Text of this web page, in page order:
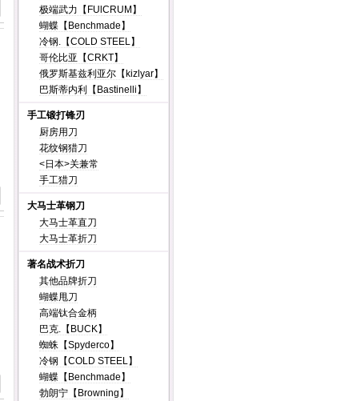
极端武力【FUlCRUM】
蝴蝶【Benchmade】
冷钢.【COLD STEEL】
哥伦比亚【CRKT】
俄罗斯基兹利亚尔【kizlyar】
巴斯蒂内利【Bastinelli】
手工锻打锋刃
厨房用刀
花纹钢猎刀
<日本>关兼常
手工猎刀
大马士革钢刀
大马士革直刀
大马士革折刀
著名战术折刀
其他品牌折刀
蝴蝶甩刀
高端钛合金柄
巴克.【BUCK】
蜘蛛【Spyderco】
冷钢【COLD STEEL】
蝴蝶【Benchmade】
勃朗宁【Browning】